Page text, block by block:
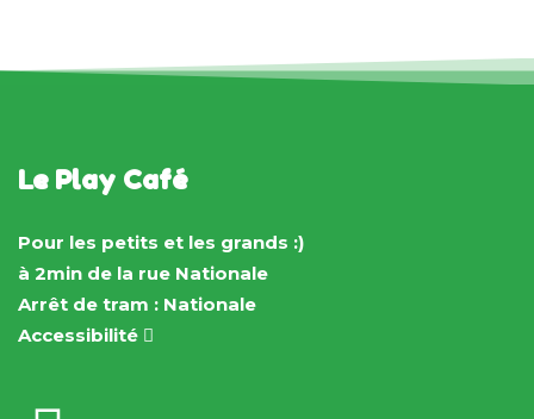
Le Play Café
Pour les petits et les grands :)
à 2min de la rue Nationale
Arrêt de tram : Nationale
Accessibilité